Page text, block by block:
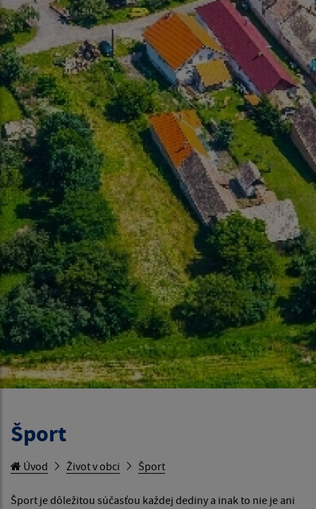
Šport
Úvod Život v obci Šport
Šport je dôležitou súčasťou každej dediny a inak to nie je ani